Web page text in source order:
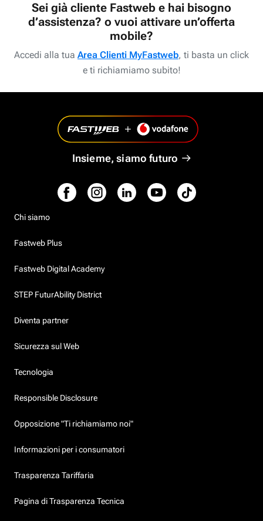
Sei già cliente Fastweb e hai bisogno
d’assistenza? o vuoi attivare un’offerta
mobile?
Accedi alla tua Area Clienti MyFastweb, ti basta un click
e ti richiamiamo subito!
Insieme, siamo futuro
Chi siamo
Fastweb Plus
Fastweb Digital Academy
STEP FuturAbility District
Diventa partner
Sicurezza sul Web
Tecnologia
Responsible Disclosure
Opposizione "Ti richiamiamo noi"
Informazioni per i consumatori
Trasparenza Tariffaria
Pagina di Trasparenza Tecnica